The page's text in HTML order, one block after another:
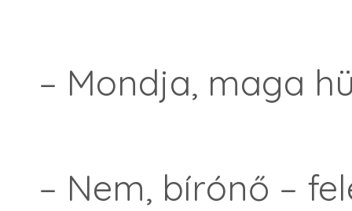
– Mondja, maga
– Nem, bírónő –